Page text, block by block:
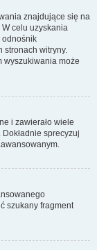
znajdujące się na
W celu uzyskania
odnośnik
stronach witryny.
wyszukiwania może
i zawierało wiele
sprecyzuj
szukany fragment